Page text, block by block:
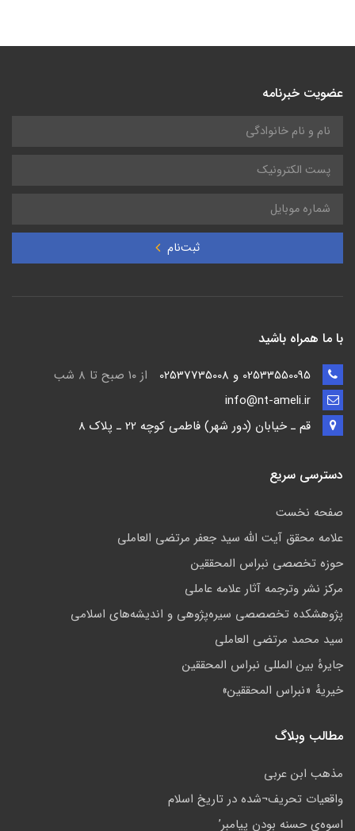
عضویت خبرنامه
ثبت‌نام
با ما همراه باشید
از ۱۰ صبح تا ۸ شب
قم ـ خيابان (دور شهر) فاطمي كوچه 22 ـ پلاک 8
دسترسی سریع
صفحه نخست
علامه محقق آیت الله سید جعفر مرتضی العاملی
حوزه تخصصی نبراس المحققین
مركز نشر وترجمه آثار علامه عاملی
پژوهشكده تخصصصى سیره‌پژوهی و اندیشه‌های اسلامی
سید محمد مرتضی العاملی
جايرهٔ بین المللی نبراس المحققین
خيريهٔ «نبراس المحققين»
مطالب وبلاگ
مذهب ابن عربى
واقعيات تحريف¬شده در تاريخ اسلام
اسوه‌ى حسنه بودن پيامبر’